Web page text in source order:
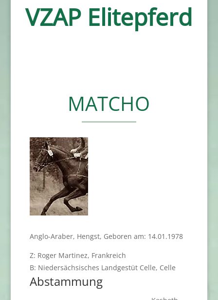
VZAP Elitepferd
MATCHO
Anglo-Araber, Hengst, Geboren am: 14.01.1978
Z: Roger Martinez, Frankreich
B: Niedersächsisches Landgestüt Celle, Celle
Abstammung